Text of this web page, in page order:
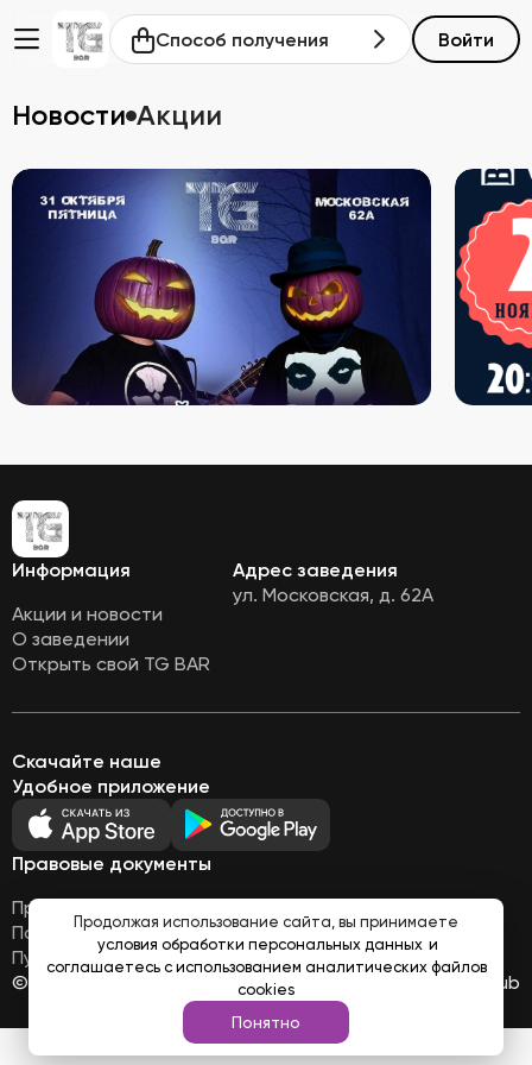
Способ получения Войти
Новости Акции
Информация
Акции и новости
О заведении
Открыть свой TG BAR
Адрес заведения
ул. Московская, д. 62А
Скачайте наше
Удобное приложение
Правовые документы
Правовая информация
Политика обработки персональных данных
Публичная оферта
© Все права защищены 2026Работает на Loyalhub
Продолжая использование сайта, вы принимаете
условия обработки персональных данных и
соглашаетесь с использованием аналитических файлов
cookies
Понятно